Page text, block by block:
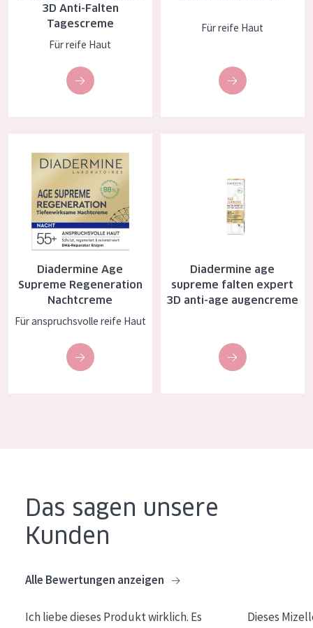
Expert
HAUTTYP
Empfindliche Haut
Reife Haut
Der Sonne ausgesetzte Haut
ALTER
Jedes alter
Alter: 35 to 55
Reife Haut
3D Anti-Falten
Tagescreme
Für reife Haut
Für reife Haut
Diadermine Age
Supreme Regeneration
Nachtcreme
Für anspruchsvolle reife Haut
Diadermine age
supreme falten expert
3D anti-age augencreme
Das sagen unsere
Kunden
Alle Bewertungen anzeigen
Ich liebe dieses Produkt wirklich. Es
Dieses